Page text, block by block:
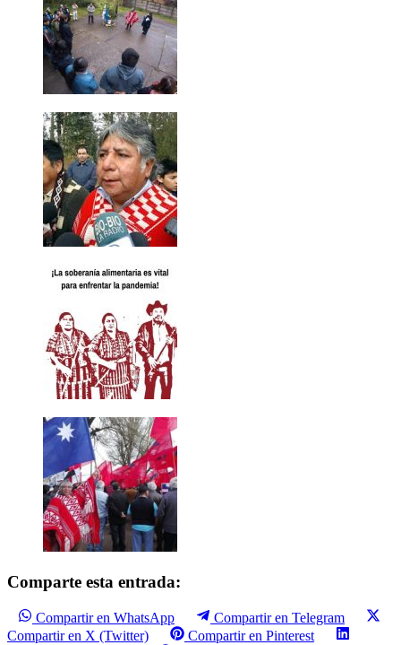
Comparte esta entrada:
Compartir en WhatsApp
Compartir en Telegram
Compartir en X (Twitter)
Compartir en Pinterest